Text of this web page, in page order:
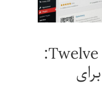
داستان Twelve Work: